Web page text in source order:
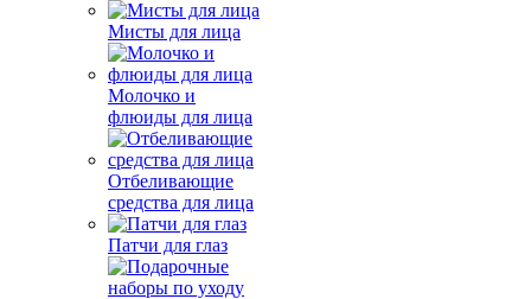
Мисты для лица
Молочко и
флюиды для лица
Отбеливающие
средства для лица
Патчи для глаз